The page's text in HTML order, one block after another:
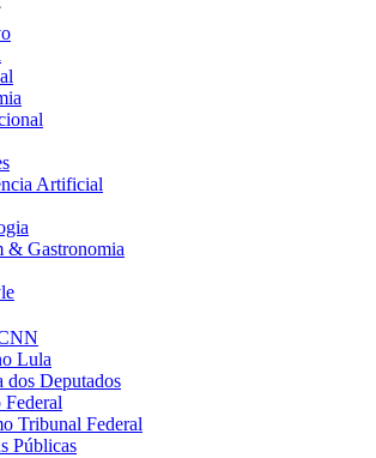
Artificial
& Gastronomia
Lula
dos Deputados
Federal
Tribunal Federal
Públicas